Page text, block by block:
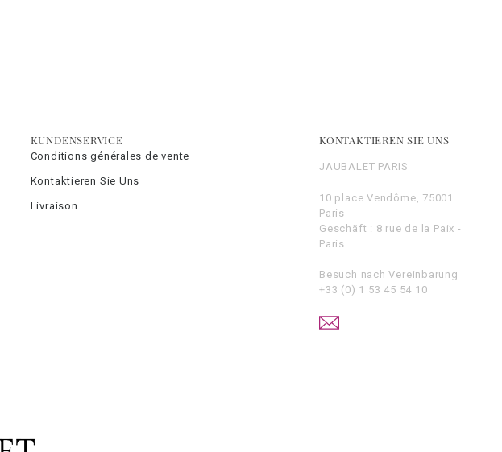
KUNDENSERVICE
Conditions générales de vente
Kontaktieren Sie Uns
Livraison
KONTAKTIEREN SIE UNS
JAUBALET PARIS
10 place Vendôme, 75001
Paris
Geschäft : 8 rue de la Paix -
Paris
Besuch nach Vereinbarung
+33 (0) 1 53 45 54 10